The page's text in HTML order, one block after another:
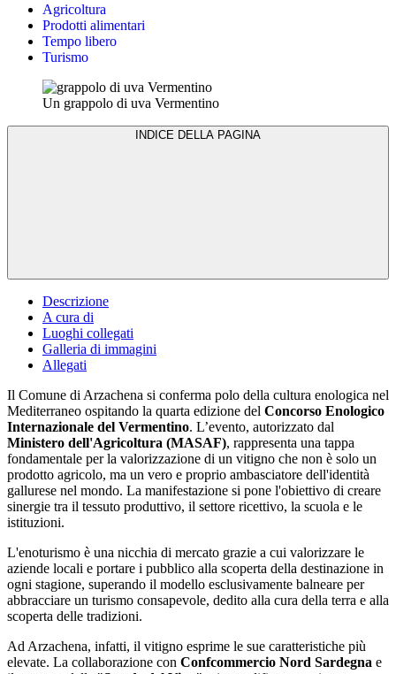
Agricoltura
Prodotti alimentari
Tempo libero
Turismo
Un grappolo di uva Vermentino
Descrizione
A cura di
Luoghi collegati
Galleria di immagini
Allegati
Il Comune di Arzachena si conferma polo della cultura enologica nel
Mediterraneo ospitando la quarta edizione del Concorso Enologico
Internazionale del Vermentino. L’evento, autorizzato dal
Ministero dell'Agricoltura (MASAF), rappresenta una tappa
fondamentale per la valorizzazione di un vitigno che non è solo un
prodotto agricolo, ma un vero e proprio ambasciatore dell'identità
gallurese nel mondo. La manifestazione si pone l'obiettivo di creare
sinergie tra il tessuto produttivo, il settore ricettivo, la scuola e le
istituzioni.
L'enoturismo è una nicchia di mercato grazie a cui valorizzare le
aziende locali e portare i pubblico alla scoperta della destinazione in
ogni stagione, superando il modello esclusivamente balneare per
abbracciare un turismo consapevole, dedito alla cura della terra e alla
scoperta delle tradizioni.
Ad Arzachena, infatti, il vitigno esprime le sue caratteristiche più
elevate. La collaborazione con Confcommercio Nord Sardegna e